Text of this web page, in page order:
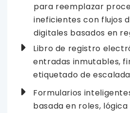
para reemplazar
ineficientes con flujos
digitales basados en
Libro de registro
entradas inmutables,
etiquetado de
Formularios
basada en roles,